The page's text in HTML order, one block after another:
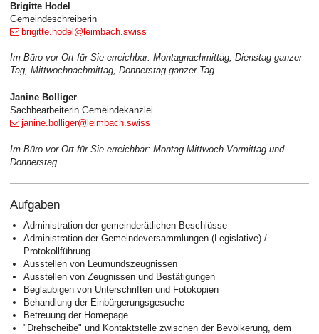
Brigitte Hodel
Gemeindeschreiberin
brigitte.hodel@leimbach.swiss
Im Büro vor Ort für Sie erreichbar: Montagnachmittag, Dienstag ganzer
Tag, Mittwochnachmittag, Donnerstag ganzer Tag
Janine Bolliger
Sachbearbeiterin Gemeindekanzlei
janine.bolliger@leimbach.swiss
Im Büro vor Ort für Sie erreichbar: Montag-Mittwoch Vormittag und
Donnerstag
Aufgaben
Administration der gemeinderätlichen Beschlüsse
Administration der Gemeindeversammlungen (Legislative) /
Protokollführung
Ausstellen von Leumundszeugnissen
Ausstellen von Zeugnissen und Bestätigungen
Beglaubigen von Unterschriften und Fotokopien
Behandlung der Einbürgerungsgesuche
Betreuung der Homepage
"Drehscheibe" und Kontaktstelle zwischen der Bevölkerung, dem